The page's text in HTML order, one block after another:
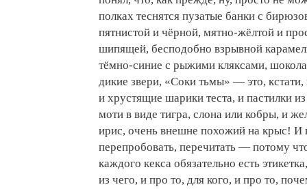
полках теснятся пузатые банки с
пятнистой и чёрной, мятно-жёлтой и
шипящей, бесподобно взрывной
тёмно-синие с рыжими кляксами,
дикие звери, «Соки тьмы» — это,
и хрустящие шарики теста, и пастилки
моти в виде тигра, слона или кобры, и
ирис, очень внешне похожий на крыс! И
перепробовать, перечитать — потому
каждого кекса обязательно есть
из чего, и про то, для кого, и про то,